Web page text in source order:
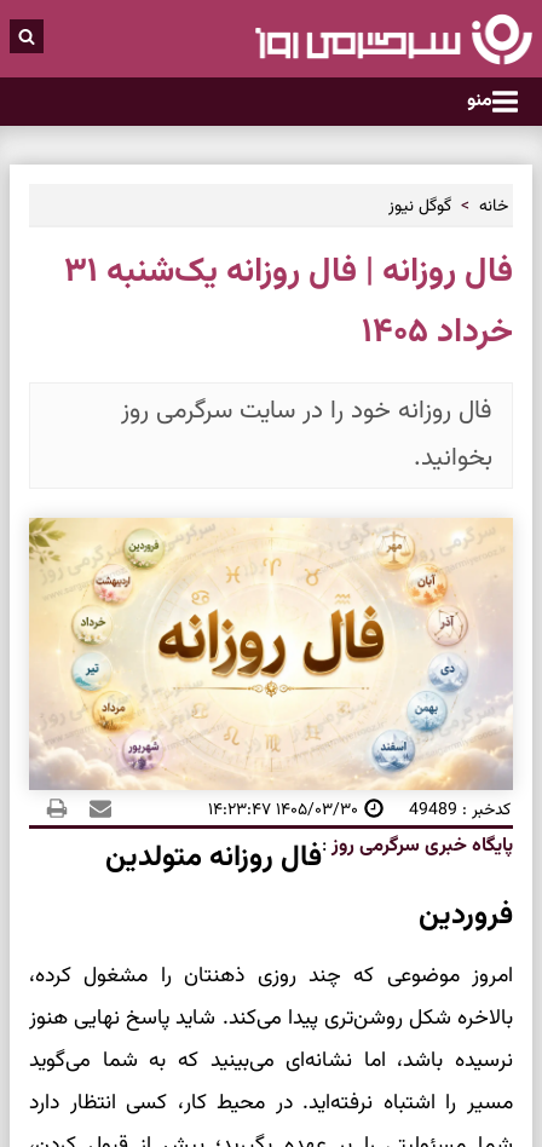
منو
خانه گوگل نیوز
فال روزانه | فال روزانه یک‌شنبه ۳۱
خرداد ۱۴۰۵
فال روزانه خود را در سایت سرگرمی روز
بخوانید.
کدخبر : 49489 ۱۴۰۵/۰۳/۳۰ ۱۴:۲۳:۴۷
پایگاه خبری سرگرمی روز:فال روزانه متولدین
فروردین
امروز موضوعی که چند روزی ذهنتان را مشغول کرده،
بالاخره شکل روشن‌تری پیدا می‌کند. شاید پاسخ نهایی هنوز
نرسیده باشد، اما نشانه‌ای می‌بینید که به شما می‌گوید
مسیر را اشتباه نرفته‌اید. در محیط کار، کسی انتظار دارد